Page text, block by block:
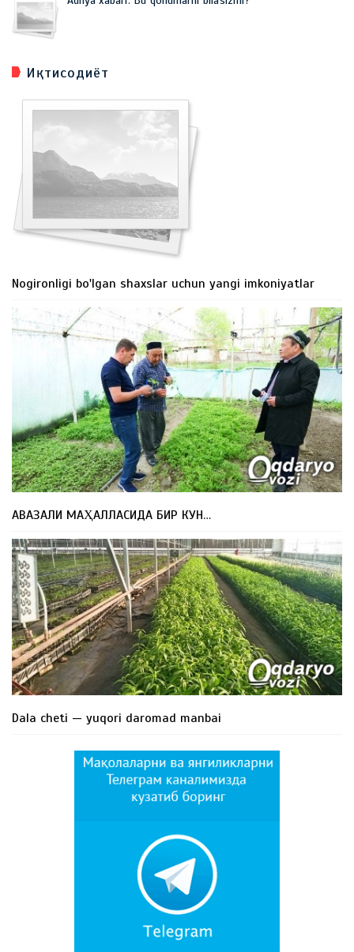
Иқтисодиёт
Nogironligi bo'lgan shaxslar uchun yangi imkoniyatlar
АВАЗАЛИ МАҲАЛЛАСИДА БИР КУН…
Dala cheti — yuqori daromad manbai